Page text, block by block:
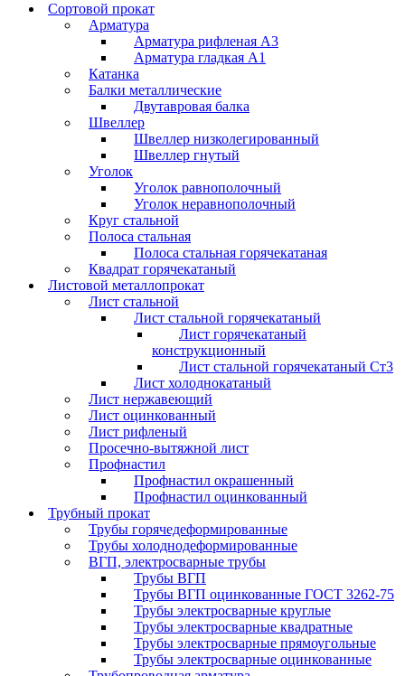
Сортовой прокат
Арматура
Арматура рифленая А3
Арматура гладкая А1
Катанка
Балки металлические
Двутавровая балка
Швеллер
Швеллер низколегированный
Швеллер гнутый
Уголок
Уголок равнополочный
Уголок неравнополочный
Круг стальной
Полоса стальная
Полоса стальная горячекатаная
Квадрат горячекатаный
Листовой металлопрокат
Лист стальной
Лист стальной горячекатаный
Лист горячекатаный
конструкционный
Лист стальной горячекатаный Ст3
Лист холоднокатаный
Лист нержавеющий
Лист оцинкованный
Лист рифленый
Просечно-вытяжной лист
Профнастил
Профнастил окрашенный
Профнастил оцинкованный
Трубный прокат
Трубы горячедеформированные
Трубы холоднодеформированные
ВГП, электросварные трубы
Трубы ВГП
Трубы ВГП оцинкованные ГОСТ 3262-75
Трубы электросварные круглые
Трубы электросварные квадратные
Трубы электросварные прямоугольные
Трубы электросварные оцинкованные